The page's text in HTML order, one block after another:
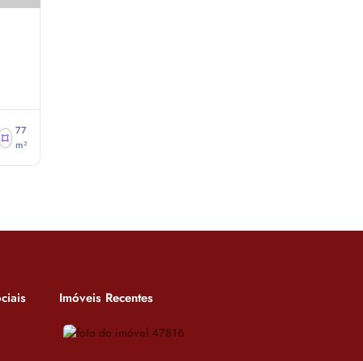
77
m²
Imóveis Recentes